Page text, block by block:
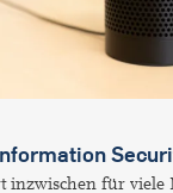
inzwischen für viele